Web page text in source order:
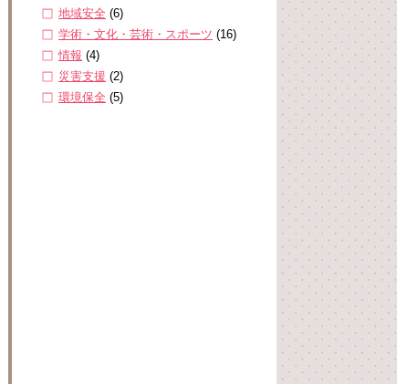
地域安全 (6)
学術・文化・芸術・スポーツ (16)
情報 (4)
災害支援 (2)
環境保全 (5)